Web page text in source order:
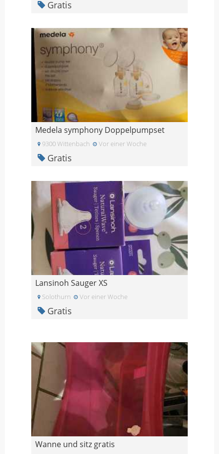
Gratis
Medela symphony Doppelpumpset
9300 Wittenbach Vor einer Woche
Gratis
Lansinoh Sauger XS
Solothurn Vor einer Woche
Gratis
Wanne und sitz gratis